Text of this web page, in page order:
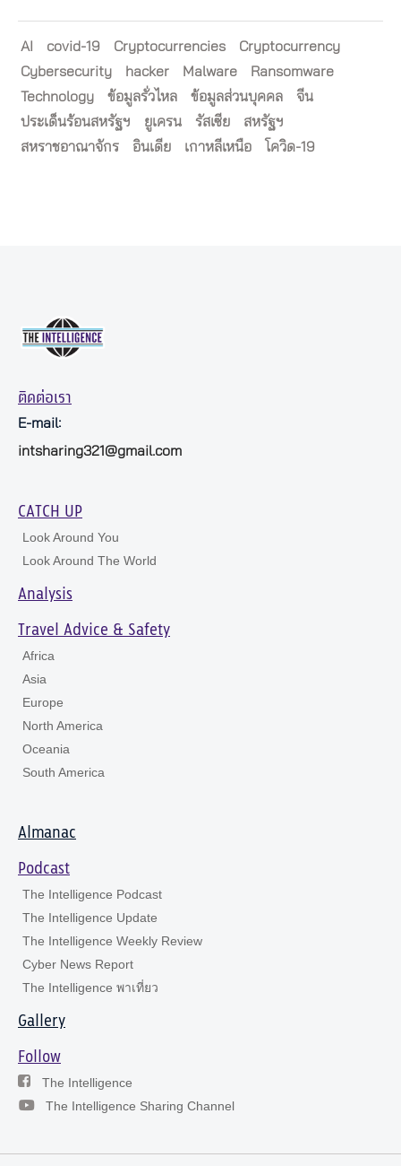
AI covid-19 Cryptocurrencies
Cryptocurrency
Cybersecurity
hacker Malware
Ransomware
Technology
ข้อมูลรั่วไหล ข้อมูลส่วนบุคคล
จีน
ประเด็นร้อนสหรัฐฯ
ยูเครน รัสเซีย
สหรัฐฯ
สหราชอาณาจักร
อินเดีย เกาหลีเหนือ โควิด-19
ติดต่อเรา
E-mail:
intsharing321@gmail.com
CATCH UP
Look Around You
Look Around The World
Analysis
Travel Advice & Safety
Africa
Asia
Europe
North America
Oceania
South America
Almanac
Podcast
The Intelligence Podcast
The Intelligence Update
The Intelligence Weekly Review
Cyber News Report
The Intelligence พาเที่ยว
Gallery
Follow
The Intelligence
The Intelligence Sharing Channel